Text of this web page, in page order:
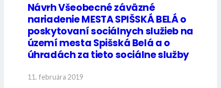
Návrh Všeobecné záväzné
nariadenie MESTA SPIŠSKÁ BELÁ o
poskytovaní sociálnych služieb na
území mesta Spišská Belá a o
úhradách za tieto sociálne služby
11. februára 2019